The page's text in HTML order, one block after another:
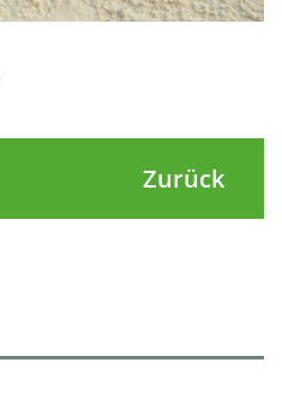
Zurück